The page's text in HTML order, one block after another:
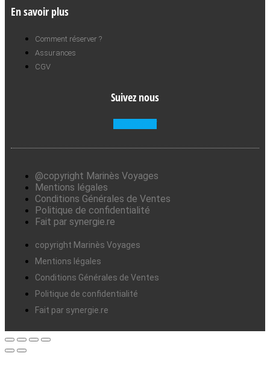
En savoir plus
Comment réserver ?
Assurances
CGV
Suivez nous
@copyright Marinès Voyages
Mentions légales
Conditions Générales de Ventes
Politique de confidentialité
Fait par synergie.re
copyright Marinès Voyages
Mentions légales
Conditions Générales de Ventes
Politique de confidentialité
Fait par synergie.re